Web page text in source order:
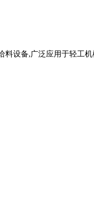
设备,广泛应用于轻工